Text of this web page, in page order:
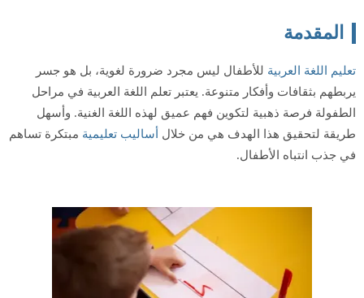
المقدمة
تعليم اللغة العربية للأطفال ليس مجرد ضرورة لغوية، بل هو جسر
يربطهم بثقافات وأفكار متنوعة. يعتبر تعلم اللغة العربية في مراحل
الطفولة فرصة ذهبية لتكوين فهم عميق لهذه اللغة الغنية. وأسهل
طريقة لتحقيق هذا الهدف هي من خلال
أساليب تعليمية مبتكرة تساهم
في جذب انتباه الأطفال.